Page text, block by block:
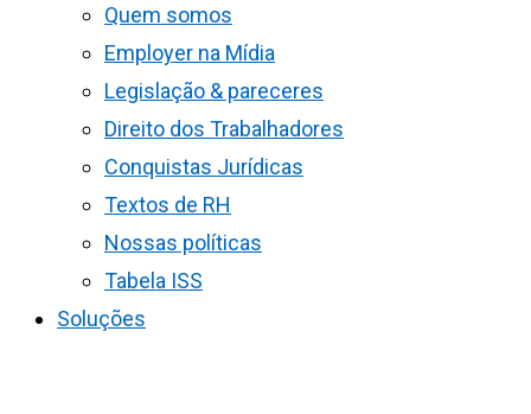
Quem somos
Employer na Mídia
Legislação & pareceres
Direito dos Trabalhadores
Conquistas Jurídicas
Textos de RH
Nossas políticas
Tabela ISS
Soluções